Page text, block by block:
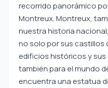
recorrido panorámico
Montreux. Montreux,
nuestra historia
no solo por sus castillos
edificios históricos y
también para el mundo
encuentra una estatua